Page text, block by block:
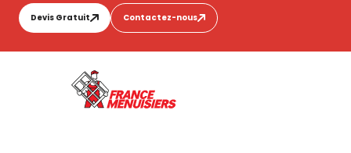
Devis Gratuit Contactez-nous